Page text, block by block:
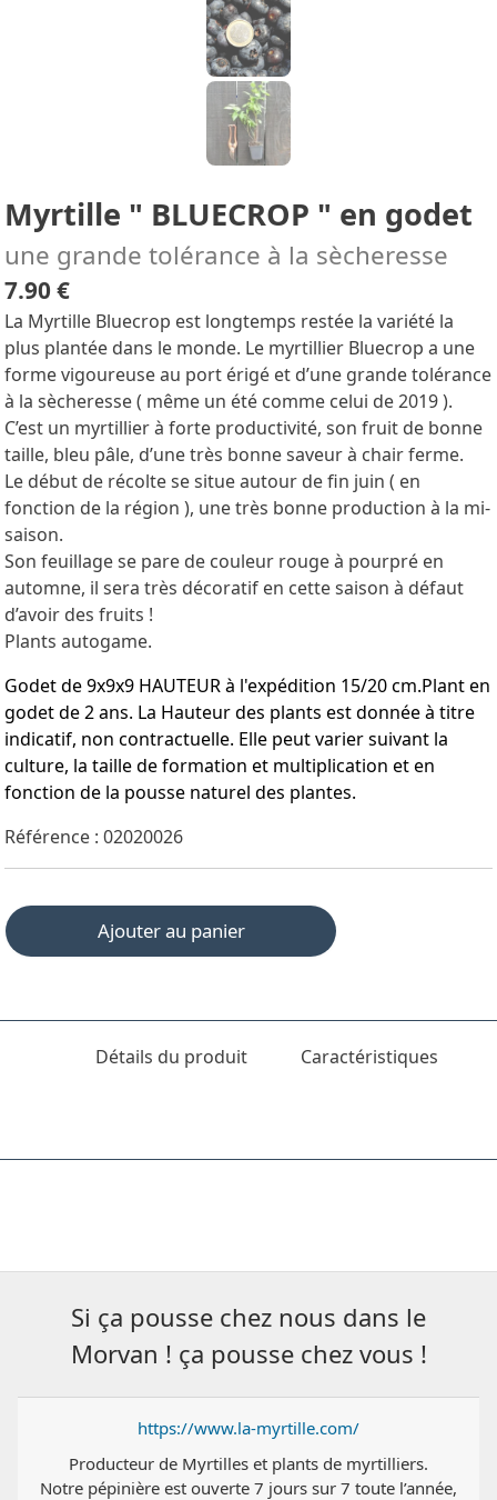
Myrtille " BLUECROP " en godet
une grande tolérance à la sècheresse
7.90 €
La Myrtille Bluecrop est longtemps restée la variété la
plus plantée dans le monde. Le myrtillier Bluecrop a une
forme vigoureuse au port érigé et d’une grande tolérance
à la sècheresse ( même un été comme celui de 2019 ).
C’est un myrtillier à forte productivité, son fruit de bonne
taille, bleu pâle, d’une très bonne saveur à chair ferme.
Le début de récolte se situe autour de fin juin ( en
fonction de la région ), une très bonne production à la mi-
saison.
Son feuillage se pare de couleur rouge à pourpré en
automne, il sera très décoratif en cette saison à défaut
d’avoir des fruits !
Plants autogame.
Godet de 9x9x9 HAUTEUR à l'expédition 15/20 cm.Plant en
godet de 2 ans. La Hauteur des plants est donnée à titre
indicatif, non contractuelle. Elle peut varier suivant la
culture, la taille de formation et multiplication et en
fonction de la pousse naturel des plantes.
Référence : 02020026
Ajouter au panier
Détails du produit Caractéristiques
Si ça pousse chez nous dans le
Morvan ! ça pousse chez vous !
https://www.la-myrtille.com/
Producteur de Myrtilles et plants de myrtilliers.
Notre pépinière est ouverte 7 jours sur 7 toute l’année,